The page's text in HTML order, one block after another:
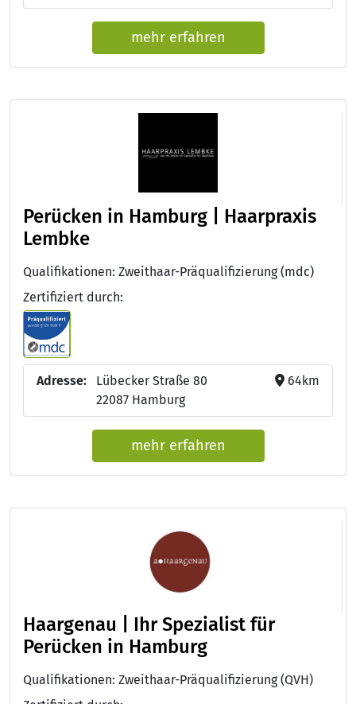
mehr erfahren
Perücken in Hamburg | Haarpraxis
Lembke
Qualifikationen: Zweithaar-Präqualifizierung (mdc)
Zertifiziert durch:
Adresse:
Lübecker Straße 80
22087 Hamburg
64km
mehr erfahren
Haargenau | Ihr Spezialist für
Perücken in Hamburg
Qualifikationen: Zweithaar-Präqualifizierung (QVH)